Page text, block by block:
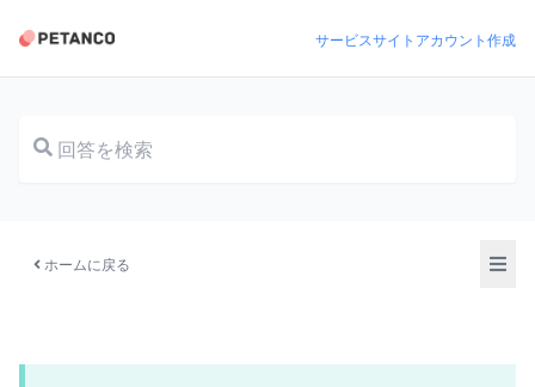
ドキュメント サービスサイト アカウント作成
ホームに戻る